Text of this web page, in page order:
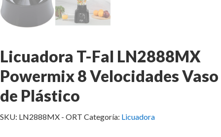
Licuadora T-Fal LN2888MX
Powermix 8 Velocidades Vaso
de Plástico
SKU: LN2888MX - ORT Categoría: Licuadora